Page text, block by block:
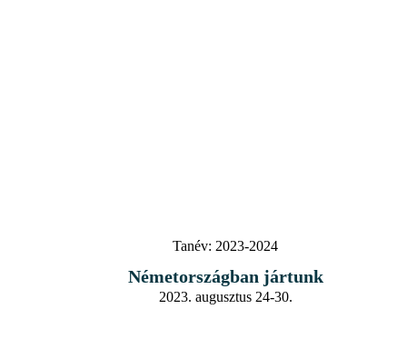
Tanév: 2023-2024
Németországban jártunk
2023. augusztus 24-30.